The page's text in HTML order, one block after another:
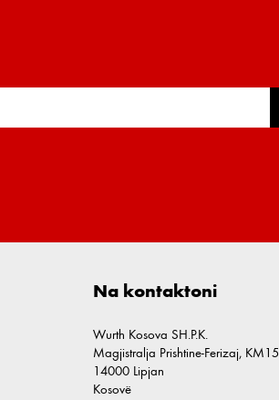
Na kontaktoni
Wurth Kosova SH.P.K.
Magjistralja Prishtine-Ferizaj, KM15
14000 Lipjan
Kosovë